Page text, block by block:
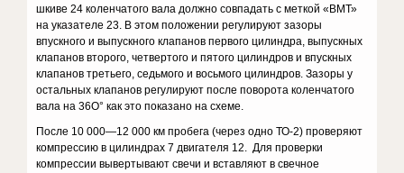
шкиве 24 коленчатого вала должно совпадать с меткой «ВМТ»
на указателе 23. В этом положении регулируют зазоры
впускного и выпускного клапанов первого цилиндра, выпускных
клапанов второго, четвертого и пятого цилиндров и впускных
клапанов третьего, седьмого и восьмого цилиндров. Зазоры у
остальных клапанов регулируют после поворота коленчатого
вала на 36О° как это показано на схеме.
После 10 000—12 000 км пробега (через одно ТО-2) проверяют
компрессию в цилиндрах 7 двигателя 12. Для проверки
компрессии вывертывают свечи и вставляют в свечное